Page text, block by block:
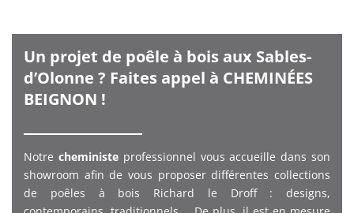
Un projet de poêle à bois aux Sables-
d’Olonne ? Faites appel à CHEMINÉES
BEIGNON !
Notre cheministeprofessionnel vous accueille dans son
showroom afin de vous proposer différentes collections
de poêles à bois Richard le Droff : designs,